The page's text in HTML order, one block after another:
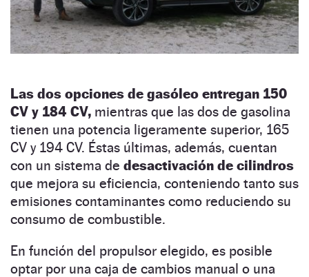
Las dos opciones de gasóleo entregan 150
CV y 184 CV, mientras que las dos de gasolina
tienen una potencia ligeramente superior, 165
CV y 194 CV. Éstas últimas, además, cuentan
con un sistema de desactivación de cilindros
que mejora su eficiencia, conteniendo tanto sus
emisiones contaminantes como reduciendo su
consumo de combustible.
En función del propulsor elegido, es posible
optar por una caja de cambios manual o una